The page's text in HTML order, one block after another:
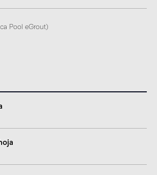
Pool eGrout)